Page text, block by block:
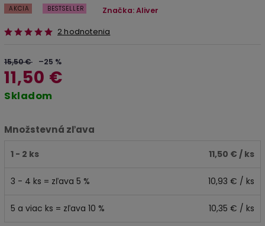
AKCIA BESTSELLER
2 hodnotenia
Značka:Aliver
15,50 € –25 %
11,50 €
Skladom
Množstevná zľava
1 - 2 ks 11,50 € / ks
3 - 4 ks = zľava 5 % 10,93 € / ks
5 a viac ks = zľava 10 % 10,35 € / ks